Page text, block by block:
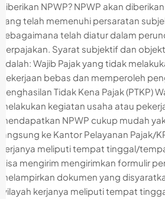
diberikan NPWP? NPWP akan
yang telah memenuhi persaratan
sebagaimana telah diatur dalam
perpajakan. Syarat subjektif dan
adalah: Wajib Pajak yang tidak
pekerjaan bebas dan memperoleh
Penghasilan Tidak Kena Pajak (PTKP)
melakukan kegiatan usaha atau
mendapatkan NPWP cukup mudah
langsung ke Kantor Pelayanan Pajak/
kerjanya meliputi tempat tinggal/
bisa mengirim mengirimkan formulir
melampirkan dokumen yang
wilayah kerjanya meliputi tempat